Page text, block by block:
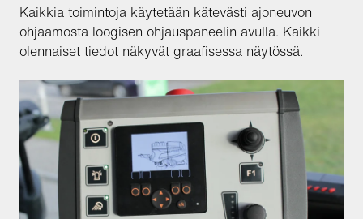
Kaikkia toimintoja käytetään kätevästi ajoneuvon
ohjaamosta loogisen ohjauspaneelin avulla. Kaikki
olennaiset tiedot näkyvät graafisessa näytössä.